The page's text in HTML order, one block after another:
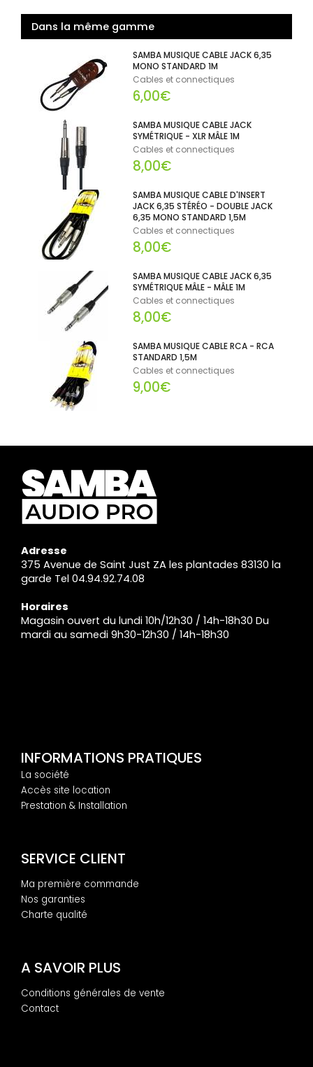
Dans la même gamme
SAMBA MUSIQUE CABLE JACK 6,35
MONO STANDARD 1M
Cables et connectiques
6,00€
SAMBA MUSIQUE CABLE JACK
SYMÉTRIQUE - XLR MÂLE 1M
Cables et connectiques
8,00€
SAMBA MUSIQUE CABLE D'INSERT
JACK 6,35 STÉRÉO - DOUBLE JACK
6,35 MONO STANDARD 1,5M
Cables et connectiques
8,00€
SAMBA MUSIQUE CABLE JACK 6,35
SYMÉTRIQUE MÂLE - MÂLE 1M
Cables et connectiques
8,00€
SAMBA MUSIQUE CABLE RCA - RCA
STANDARD 1,5M
Cables et connectiques
9,00€
Adresse
375 Avenue de Saint Just ZA les plantades 83130 la
garde Tel 04.94.92.74.08
Horaires
Magasin ouvert du lundi 10h/12h30 / 14h-18h30 Du
mardi au samedi 9h30-12h30 / 14h-18h30
INFORMATIONS PRATIQUES
La société
Accès site location
Prestation & Installation
SERVICE CLIENT
Ma première commande
Nos garanties
Charte qualité
A SAVOIR PLUS
Conditions générales de vente
Contact